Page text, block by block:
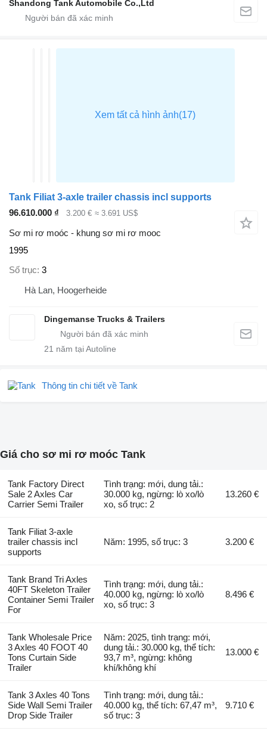
Shandong Tank Automobile Co.,Ltd
Tank Filiat 3-axle trailer chassis incl supports
96.610.000 ₫
3.200 € ≈ 3.691 US$
Sơ mi rơ moóc - khung sơ mi rơ mooc
1995
Số trục 3
Hà Lan, Hoogerheide
Dingemanse Trucks & Trailers
21 năm tại Autoline
Thông tin chi tiết về Tank
Giá cho sơ mi rơ moóc Tank
Tank Factory Direct
Sale 2 Axles Car
Carrier Semi Trailer
Tình trạng: mới, dung tải.:
30.000 kg, ngừng: lò xo/lò
xo, số trục: 2
13.260 €
Tank Filiat 3-axle
trailer chassis incl
supports
Năm: 1995, số trục: 3 3.200 €
Tank Brand Tri Axles
40FT Skeleton Trailer
Container Semi Trailer
For
Tình trạng: mới, dung tải.:
40.000 kg, ngừng: lò xo/lò
xo, số trục: 3
8.496 €
Tank Wholesale Price
3 Axles 40 FOOT 40
Tons Curtain Side
Trailer
Năm: 2025, tình trạng: mới,
dung tải.: 30.000 kg, thể tích:
93,7 m³, ngừng: không
khí/không khí
13.000 €
Tank 3 Axles 40 Tons
Side Wall Semi Trailer
Drop Side Trailer
Tình trạng: mới, dung tải.:
40.000 kg, thể tích: 67,47 m³,
số trục: 3
9.710 €